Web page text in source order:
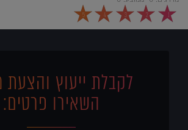
1
2
3
4
5
לקבלת ייעוץ והצעת
השאירו פרטים: